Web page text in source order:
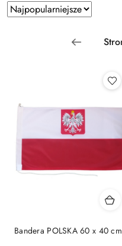
Zastosowano
sortowanie:
Najpopularniejsze.
Sortuj
według
Bandera POLSKA 60 x 40 cm